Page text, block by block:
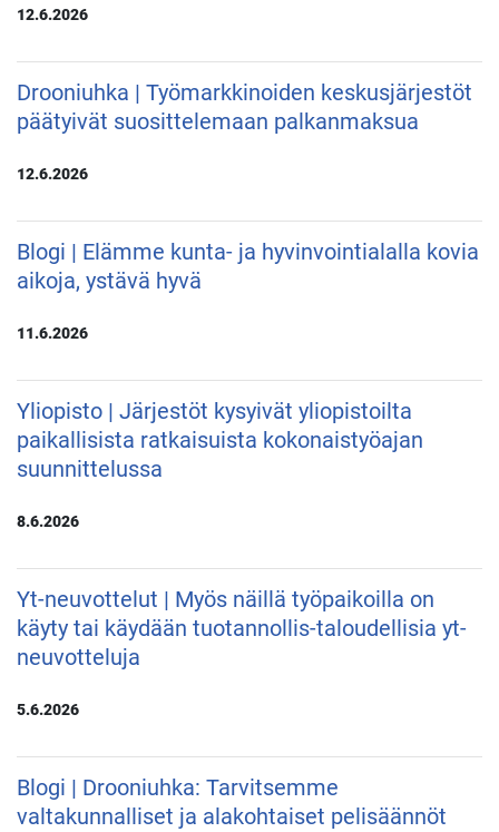
12.6.2026
Drooniuhka | Työmarkkinoiden keskusjärjestöt
päätyivät suosittelemaan palkanmaksua
12.6.2026
Blogi | Elämme kunta- ja hyvinvointialalla kovia
aikoja, ystävä hyvä
11.6.2026
Yliopisto | Järjestöt kysyivät yliopistoilta
paikallisista ratkaisuista kokonaistyöajan
suunnittelussa
8.6.2026
Yt-neuvottelut | Myös näillä työpaikoilla on
käyty tai käydään tuotannollis-taloudellisia yt-
neuvotteluja
5.6.2026
Blogi | Drooniuhka: Tarvitsemme
valtakunnalliset ja alakohtaiset pelisäännöt